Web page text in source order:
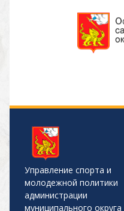
Управление спорта и
молодежной политики
администрации
муниципального округа